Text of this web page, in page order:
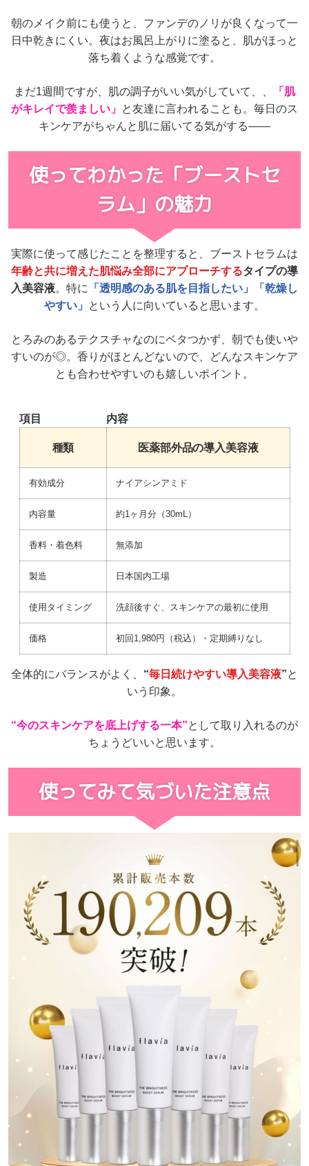
朝のメイク前にも使うと、ファンデのノリが良くなって一
日中乾きにくい。夜はお風呂上がりに塗ると、肌がほっと
落ち着くような感覚です。
まだ1週間ですが、肌の調子がいい気がしていて、、
「肌
がキレイで羨ましい」 と友達に言われることも。 毎日のス
キンケアがちゃんと肌に届いてる気がする——
使ってわかった 「ブーストセ
ラム」の魅力
実際に使って感じたことを整理すると、 ブーストセラムは
年齢と共に増えた肌悩み全部にアプローチするタイプの導
入美容液。特に
「透明感のある肌を目指したい」「乾燥し
やすい」
という人に向いていると思います。
とろみのあるテクスチャなのにベタつかず、朝でも使いや
すいのが◎。香りがほとんどないので、どんなスキンケア
とも合わせやすいのも嬉しいポイント。
項目 内容
種類 医薬部外品の導入美容液
有効成分 ナイアシンアミド
内容量 約1ヶ月分（30mL）
香料・着色料 無添加
製造 日本国内工場
使用タイミング 洗顔後すぐ、スキンケアの最初に使用
価格 初回1,980円（税込）・定期縛りなし
全体的にバランスがよく、 “毎日続けやすい導入美容液”と
いう印象。
“今のスキンケアを底上げする一本”として取り入れるのが
ちょうどいいと思います。
使ってみて気づいた注意点